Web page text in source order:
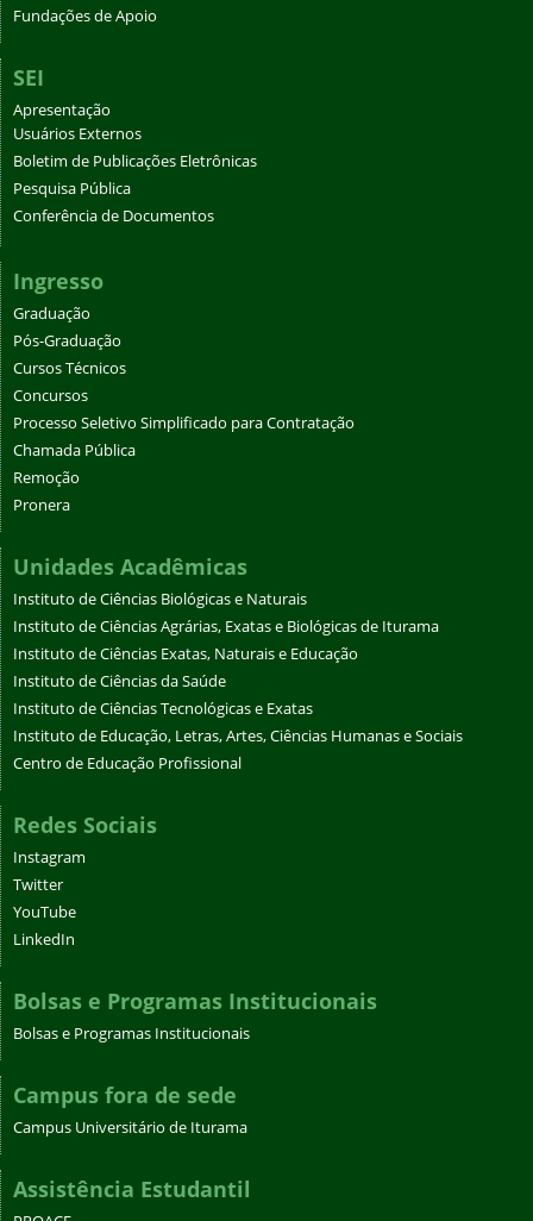
Fundações de Apoio
SEI
Apresentação
Usuários Externos
Boletim de Publicações Eletrônicas
Pesquisa Pública
Conferência de Documentos
Ingresso
Graduação
Pós-Graduação
Cursos Técnicos
Concursos
Processo Seletivo Simplificado para Contratação
Chamada Pública
Remoção
Pronera
Unidades Acadêmicas
Instituto de Ciências Biológicas e Naturais
Instituto de Ciências Agrárias, Exatas e Biológicas de Iturama
Instituto de Ciências Exatas, Naturais e Educação
Instituto de Ciências da Saúde
Instituto de Ciências Tecnológicas e Exatas
Instituto de Educação, Letras, Artes, Ciências Humanas e Sociais
Centro de Educação Profissional
Redes Sociais
Instagram
Twitter
YouTube
LinkedIn
Bolsas e Programas Institucionais
Bolsas e Programas Institucionais
Campus fora de sede
Campus Universitário de Iturama
Assistência Estudantil